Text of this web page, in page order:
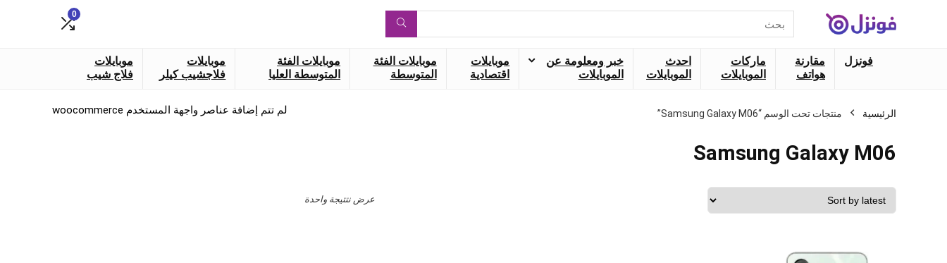
عن:
0
فونزل
مقارنة
هواتف
ماركات
الموبايلات
احدث
الموبايلات
خبر ومعلومة عن
الموبايلات
موبايلات
اقتصادية
موبايلات الفئة
المتوسطة
موبايلات الفئة
المتوسطة العليا
موبايلات
فلاجشيب كيلر
موبايلات
فلاج شيب
الرئيسية منتجات تحت الوسم “Samsung Galaxy M06”
Samsung Galaxy M06
عرض نتتيجة واحدة
لم تتم إضافة عناصر واجهة المستخدم woocommerce